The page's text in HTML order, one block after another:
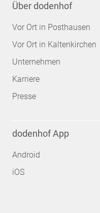
Über dodenhof
Vor Ort in Posthausen
Vor Ort in Kaltenkirchen
Unternehmen
Karriere
Presse
dodenhof App
Android
iOS